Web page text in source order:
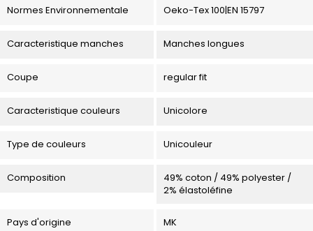
Normes Environnementale Oeko-Tex 100|EN 15797
Caracteristique manches Manches longues
Coupe regular fit
Caracteristique couleurs Unicolore
Type de couleurs Unicouleur
Composition
49% coton / 49% polyester /
2% élastoléfine
Pays d'origine MK